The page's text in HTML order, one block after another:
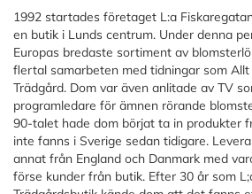
1992 startades företaget L:a
en butik i Lunds centrum. Under denna
Europas bredaste sortiment av
flertal samarbeten med tidningar som
Trädgård. Dom var även anlitade av TV
programledare för ämnen rörande
90-talet hade dom börjat ta in produkter
inte fanns i Sverige sedan tidigare.
annat från England och Danmark med
förse kunder från butik. Efter 30 år som